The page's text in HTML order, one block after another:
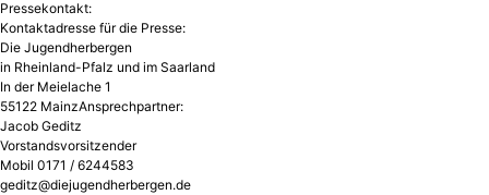
Pressekontakt:
Kontaktadresse für die Presse:
Die Jugendherbergen
in Rheinland-Pfalz und im Saarland
In der Meielache 1
55122 MainzAnsprechpartner:
Jacob Geditz
Vorstandsvorsitzender
Mobil 0171 / 6244583
geditz@diejugendherbergen.de